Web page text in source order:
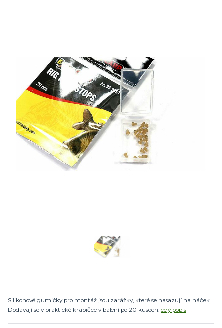
Silikonové gumičky pro montáž jsou zarážky, které se nasazují na háček.
Dodávají se v praktické krabičce v balení po 20 kusech. celý popis